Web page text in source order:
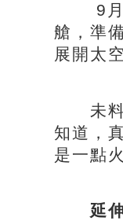
9月27
艙，準
展開太
未料
知道，
是一點
延